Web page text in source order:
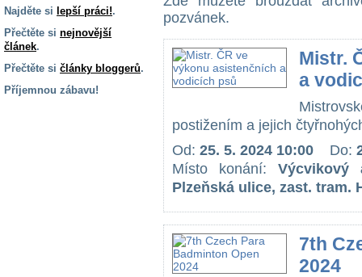
Najděte si lepší práci!.
Přečtěte si nejnovější
článek.
Přečtěte si články bloggerů.
Příjemnou zábavu!
pozvánek.
Mistr.
a
postižením a jejich
Od: 25. 5. 2024 10:00 Do:
Místo konání: Výcvikový
Plzeňská ulice, zast. tram.
7th
2024